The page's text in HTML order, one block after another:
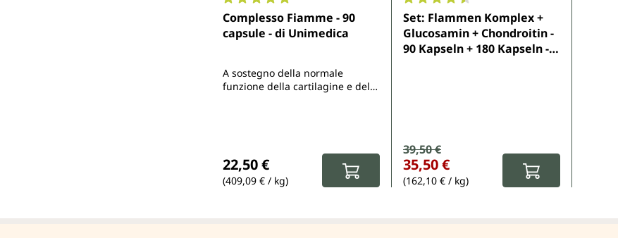
Valutazione media di 5 su 5 stelle
Complesso Fiamme - 90
capsule - di Unimedica
A sostegno della normale
funzione della cartilagine e del
22,50 €
(409,09 € / kg)
Valutazione media di 4.6 su 5 stelle
Set: Flammen Komplex +
Glucosamin + Chondroitin -
90 Kapseln + 180 Kapseln -
Prezzo di vendita:
Prezzo normale:
39,50 €
35,50 €
(162,10 € / kg)